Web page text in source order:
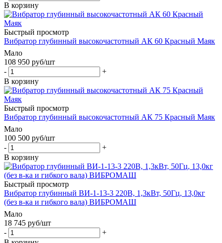
В корзину
Быстрый просмотр
Вибратор глубинный высокочастотный АК 60 Красный Маяк
Мало
108 950 руб/шт
-
+
В корзину
Быстрый просмотр
Вибратор глубинный высокочастотный АК 75 Красный Маяк
Мало
100 500 руб/шт
-
+
В корзину
Быстрый просмотр
Вибратор глубинный ВИ-1-13-3 220В, 1,3кВт, 50Гц, 13,0кг
(без в-ка и гибкого вала) ВИБРОМАШ
Мало
18 745 руб/шт
-
+